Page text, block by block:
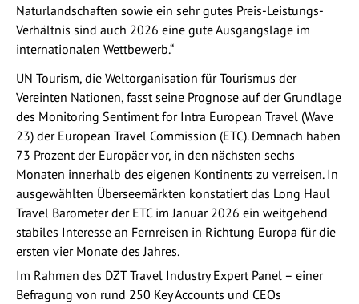
Naturlandschaften sowie ein sehr gutes Preis-Leistungs-
Verhältnis sind auch 2026 eine gute Ausgangslage im
internationalen Wettbewerb.“
UN Tourism, die Weltorganisation für Tourismus der
Vereinten Nationen, fasst seine Prognose auf der Grundlage
des Monitoring Sentiment for Intra European Travel (Wave
23) der European Travel Commission (ETC). Demnach haben
73 Prozent der Europäer vor, in den nächsten sechs
Monaten innerhalb des eigenen Kontinents zu verreisen. In
ausgewählten Überseemärkten konstatiert das Long Haul
Travel Barometer der ETC im Januar 2026 ein weitgehend
stabiles Interesse an Fernreisen in Richtung Europa für die
ersten vier Monate des Jahres.
Im Rahmen des DZT Travel Industry Expert Panel – einer
Befragung von rund 250 Key Accounts und CEOs